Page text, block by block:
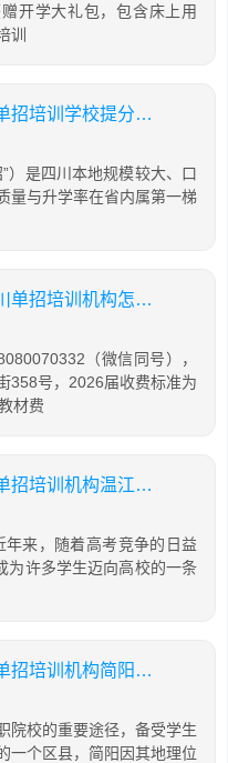
开学大礼包，包含床上用
训
低分逆袭公办！成都锦城菁英单招培训学校提分攻略
）是四川本地规模较大、口
量与升学率在省内属第一梯
四川单招培训机构怎么样，四川单招培训机构怎么样知乎
（微信同号），
358号，2026届收费标准为
材费
四川单招培训机构温江，四川单招培训机构温江有哪些
来，随着高考竞争的日益
为许多学生迈向高校的一条
四川单招培训机构简阳，四川单招培训机构简阳地址
院校的重要途径，备受学生
一个区县，简阳因其地理位